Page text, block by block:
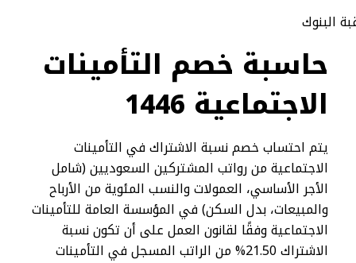
حاسبة خصم التأمينات
الاجتماعية 1446
يتم احتساب خصم نسبة الاشتراك في التأمينات
الاجتماعية من رواتب المشتركين السعوديين (شامل
الأجر الأساسي، العمولات والنسب المئوية من الأرباح
والمبيعات، بدل السكن) في المؤسسة العامة للتأمينات
الاجتماعية وفقًا لقانون العمل على أن تكون نسبة
الاشتراك 21.50% من الراتب المسجل في التأمينات